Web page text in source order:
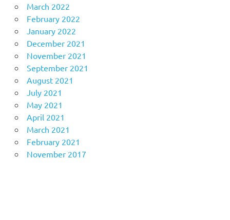
March 2022
February 2022
January 2022
December 2021
November 2021
September 2021
August 2021
July 2021
May 2021
April 2021
March 2021
February 2021
November 2017